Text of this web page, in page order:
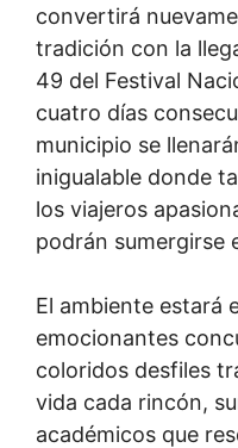
convertirá
tradición con la
49 del Festival
cuatro días
municipio se
inigualable donde
los viajeros
podrán sumergirse
El ambiente estará
emocionantes
coloridos desfiles
vida cada rincón,
académicos que